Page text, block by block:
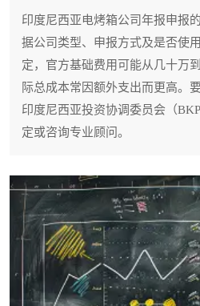
印度尼西亚电烤箱公司年报申报
据公司类型、申报方式及是否使
定，官方基础费用可能从几十万
际总成本常因额外支出而更高。
印度尼西亚投资协调委员会（
定或咨询专业顾问。